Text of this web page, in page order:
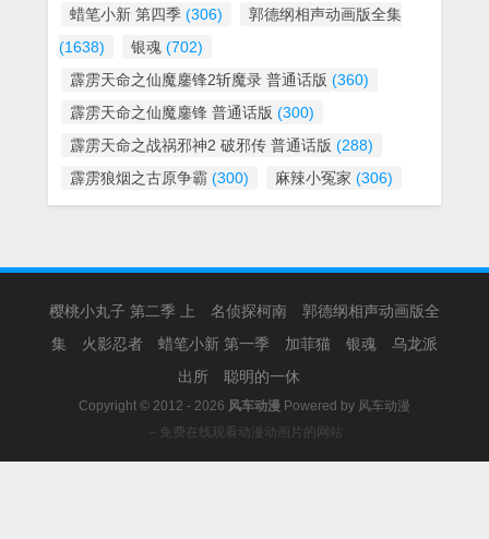
蜡笔小新 第四季 (306)
郭德纲相声动画版全集
(1638)
银魂 (702)
霹雳天命之仙魔鏖锋2斩魔录 普通话版 (360)
霹雳天命之仙魔鏖锋 普通话版 (300)
霹雳天命之战祸邪神2 破邪传 普通话版 (288)
霹雳狼烟之古原争霸 (300) 麻辣小冤家 (306)
樱桃小丸子 第二季 上 名侦探柯南
郭德纲相声动画版全
集
火影忍者 蜡笔小新 第一季 加菲猫 银魂
乌龙派
出所
聪明的一休
Copyright © 2012 - 2026 风车动漫 Powered by 风车动漫
－免费在线观看动漫动画片的网站